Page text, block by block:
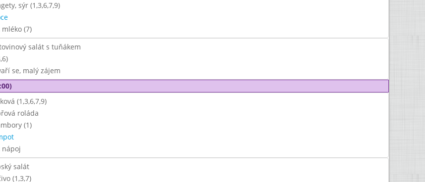
sýr (1,3,6,7,9)
mléko (7)
salát s tuňákem
se, malý zájem
(1,3,6,7,9)
roláda
(1)
nápoj
salát
(1,3,7)